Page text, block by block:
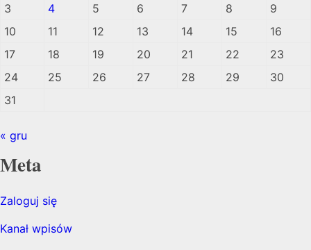
3
4 5 6 7 8
9
10
11 12 13 14 15
16
17
18 19 20 21 22
23
24
25 26 27 28 29
30
31
« gru
Meta
Zaloguj się
Kanał wpisów